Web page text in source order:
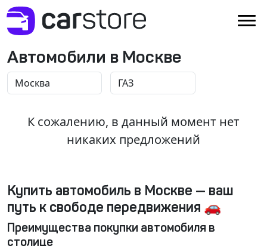
Автомобили в Москве
К сожалению, в данный момент нет
никаких предложений
Купить автомобиль в Москве — ваш
путь к свободе передвижения 🚗
Преимущества покупки автомобиля в
столице